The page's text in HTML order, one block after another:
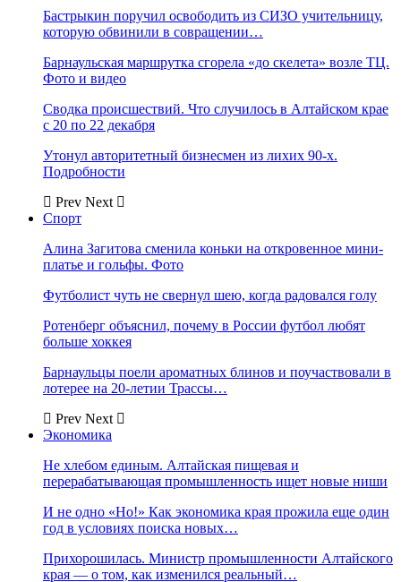
Бастрыкин поручил освободить из СИЗО учительницу,
которую обвинили в совращении…
Барнаульская маршрутка сгорела «до скелета» возле ТЦ.
Фото и видео
Сводка происшествий. Что случилось в Алтайском крае
с 20 по 22 декабря
Утонул авторитетный бизнесмен из лихих 90-х.
Подробности
Prev Next
Спорт
Алина Загитова сменила коньки на откровенное мини-
платье и гольфы. Фото
Футболист чуть не свернул шею, когда радовался голу
Ротенберг объяснил, почему в России футбол любят
больше хоккея
Барнаульцы поели ароматных блинов и поучаствовали в
лотерее на 20-летии Трассы…
Prev Next
Экономика
Не хлебом единым. Алтайская пищевая и
перерабатывающая промышленность ищет новые ниши
И не одно «Но!» Как экономика края прожила еще один
год в условиях поиска новых…
Прихорошилась. Министр промышленности Алтайского
края — о том, как изменился реальный…